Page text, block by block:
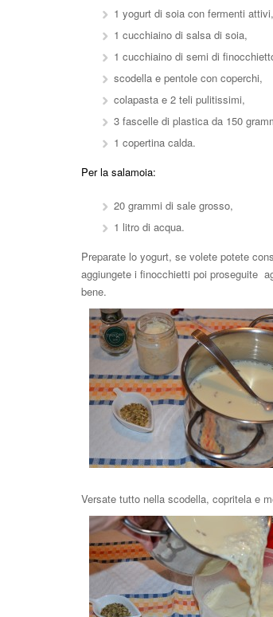
1 yogurt di soia con fermenti attivi,
1 cucchiaino di salsa di soia,
1 cucchiaino di semi di
scodella e pentole con coperchi,
colapasta e 2 teli pulitissimi,
3 fascelle di plastica da 150
1 copertina calda.
Per la salamoia:
20 grammi di sale grosso,
1 litro di acqua.
Preparate lo yogurt, se volete potete
aggiungete i finocchietti poi proseguite
bene.
Versate tutto nella scodella, copritela e